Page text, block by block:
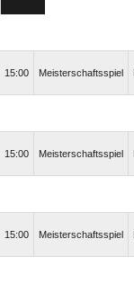
15:00 Meisterschaftsspiel
15:00 Meisterschaftsspiel
15:00 Meisterschaftsspiel